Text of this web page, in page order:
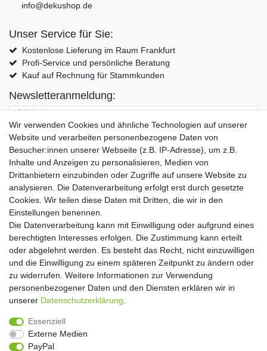
info@dekushop.de
Unser Service für Sie:
Kostenlose Lieferung im Raum Frankfurt
Profi-Service und persönliche Beratung
Kauf auf Rechnung für Stammkunden
Newsletteranmeldung:
E-MAIL **
Hiermit bestätige ich, dass ich die Daten­schutz­erklärung
Einwilligung kann ich jederzeit widerrufen.**
Abonnieren
** Hierbei handelt es sich um ein Pflichtfeld.
Widerrufs­recht Widerrufs­formular Impressum
Daten­schutz­erklärung AGB Kontakt
Wir verwenden Cookies und ähnliche Technologien auf unserer
Website und verarbeiten personenbezogene Daten von
Besucher:innen unserer Webseite (z.B. IP-Adresse), um z.B.
Inhalte und Anzeigen zu personalisieren, Medien von
Drittanbietern einzubinden oder Zugriffe auf unsere Website zu
analysieren. Die Datenverarbeitung erfolgt erst durch gesetzte
Cookies. Wir teilen diese Daten mit Dritten, die wir in den
Einstellungen benennen.
Die Datenverarbeitung kann mit Einwilligung oder aufgrund eines
berechtigten Interesses erfolgen. Die Zustimmung kann erteilt
oder abgelehnt werden. Es besteht das Recht, nicht einzuwilligen
und die Einwilligung zu einem späteren Zeitpunkt zu ändern oder
zu widerrufen. Weitere Informationen zur Verwendung
personenbezogener Daten und den Diensten erklären wir in
unserer Daten­schutz­erklärung
Essenziell
Externe Medien
PayPal
Copyright 2016 | Dekushop.de | Alle Rechte vorbehalten. |
Angebote gelten nur für Industrie, Handel, Handwerk und